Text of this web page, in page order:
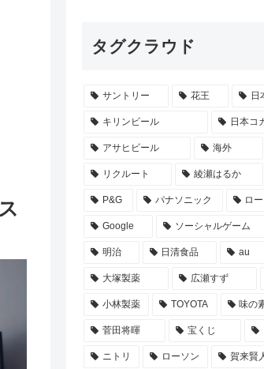
タグクラウド
サントリー 花王 日
キリンビール 日本コ
アサヒビール 海外
リクルート 綾瀬はるか
P&G パナソニック ロ
Google ソーシャルゲーム
明治 日清食品 au
大塚製薬 広瀬すず
小林製薬 TOYOTA 味の
菅田将暉 宝くじ
ニトリ ローソン 賀来賢